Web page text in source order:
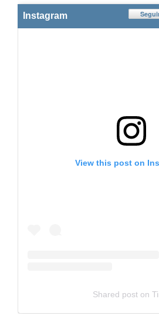
Instagram
View this post on
Shared poston